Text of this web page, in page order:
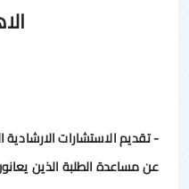
- تقديم الاستشارات
عن مساعدة الطلبة الذين